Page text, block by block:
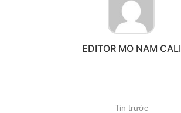
EDITOR MO NAM CALI
Tin trước